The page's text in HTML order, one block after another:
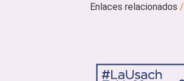
Enlaces relacionados/